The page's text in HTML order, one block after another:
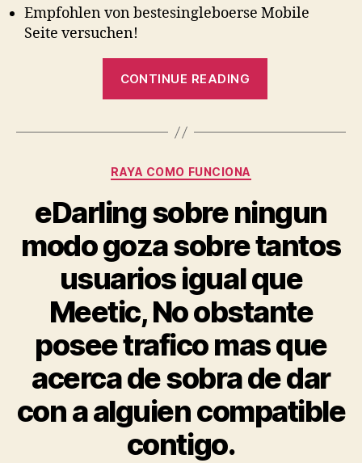
Empfohlen von bestesingleboerse Mobile
Seite versuchen!
CONTINUE READING
Gestaltung
und
bleibt
veraltet,
sondern
welcher
dass
parece
keine
App
Categories
RAYA COMO FUNCIONA
eDarling sobre ningun
modo goza sobre tantos
usuarios igual que
Meetic, No obstante
posee trafico mas que
acerca de sobra de dar
con a alguien compatible
contigo.